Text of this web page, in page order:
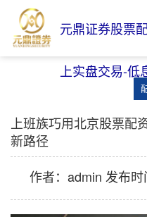
元鼎证券股票
上实盘交易-低
上班族巧用北京股票配
新路径
作者：admin 发布